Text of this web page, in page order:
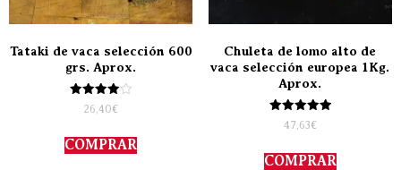
Tataki de vaca selección 600
grs. Aprox.
Valorado
con
de 5
26,40€
COMPRAR
Chuleta de lomo alto de
vaca selección europea 1Kg.
Aprox.
Valorado
con
de 5
47,63€
COMPRAR